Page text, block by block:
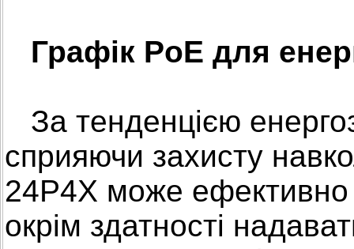
Графік PoE для
За тенденцією
сприяючи захисту
24P4X може
окрім здатності